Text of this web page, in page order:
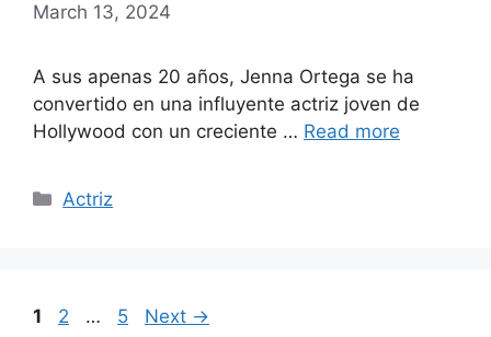
March 13, 2024
A sus apenas 20 años, Jenna Ortega se ha
convertido en una influyente actriz joven de
Hollywood con un creciente … Read more
Categories
Actriz
Page
1 Page
2 … Page
5 Next →